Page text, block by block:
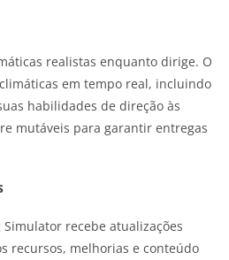
realistas enquanto dirige. O
em tempo real, incluindo
habilidades de direção às
mutáveis para garantir entregas
Simulator recebe atualizações
recursos, melhorias e conteúdo